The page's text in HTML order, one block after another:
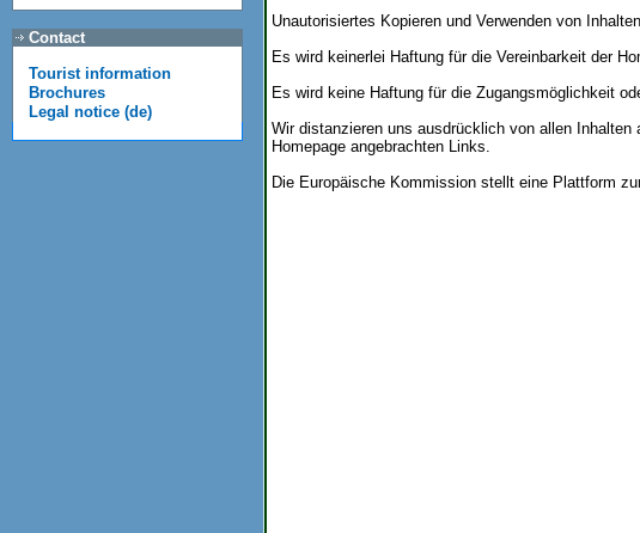
Contact
Tourist information
Brochures
Legal notice (de)
Unautorisiertes Kopieren und Verwenden von
Es wird keinerlei Haftung für die Vereinbarkeit der
Es wird keine Haftung für die Zugangsmöglichkeit
Wir distanzieren uns ausdrücklich von allen
Homepage angebrachten Links.
Die Europäische Kommission stellt eine Plattform